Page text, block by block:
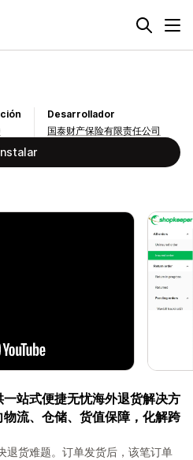
Desarrollador
国泰财产保险有限责任公司
站式便捷无忧海外退货解决方
流、仓储、货值保障，化解跨
退货难题。订单发货后，该笔订单